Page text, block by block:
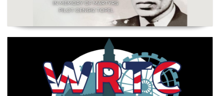
Şehit Pilot Yüzbaşı Cengiz Topel Anma Etkinliği